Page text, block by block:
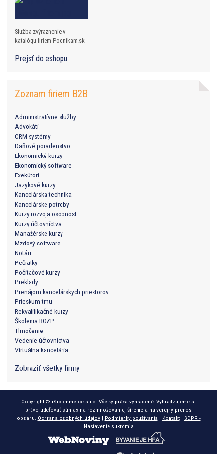
Služba zvýraznenie v
katalógu firiem Podnikam.sk
Prejsť do eshopu
Zoznam firiem B2B
Administratívne služby
Advokáti
CRM systémy
Daňové poradenstvo
Ekonomické kurzy
Ekonomický software
Exekútori
Jazykové kurzy
Kancelárska technika
Kancelárske potreby
Kurzy rozvoja osobnosti
Kurzy účtovníctva
Manažérske kurzy
Mzdový software
Notári
Pečiatky
Počítačové kurzy
Preklady
Prenájom kancelárskych priestorov
Prieskum trhu
Rekvalifikačné kurzy
Školenia BOZP
Tlmočenie
Vedenie účtovníctva
Virtuálna kancelária
Zobraziť všetky firmy
Copyright © iSicommerce s.r.o. Všetky práva vyhradené. Vyhradzujeme si
právo udeľovať súhlas na rozmnožovanie, šírenie a na verejný prenos
obsahu. Ochrana osobných údajov| Podmienky používania | Kontakt| GDPR -
Nastavenie sukromia